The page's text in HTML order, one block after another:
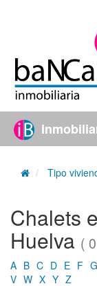
Tipo
Chalets
Huelva (
A B C D E F G
V W X Y Z